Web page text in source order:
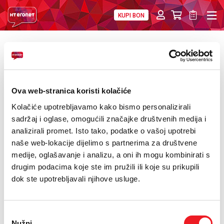
Ova web-stranica koristi kolačiće
Kolačiće upotrebljavamo kako bismo personalizirali
sadržaj i oglase, omogućili značajke društvenih medija i
analizirali promet. Isto tako, podatke o vašoj upotrebi
naše web-lokacije dijelimo s partnerima za društvene
medije, oglašavanje i analizu, a oni ih mogu kombinirati s
drugim podacima koje ste im pružili ili koje su prikupili
dok ste upotrebljavali njihove usluge.
KUPI BON
PRESS
NATJEČAJI
VELEPRODAJA
KONTAKTI
MOJ PROFIL
E-RAČUN
HT Eronet: Dođite na druženje s Massimom